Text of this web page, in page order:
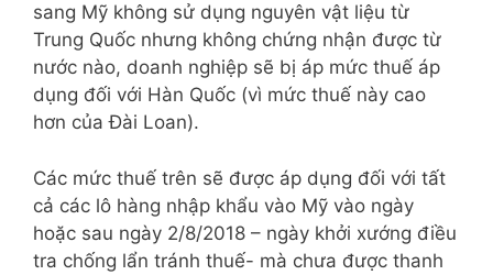
sang Mỹ không sử dụng nguyên vật liệu từ
Trung Quốc nhưng không chứng nhận được từ
nước nào, doanh nghiệp sẽ bị áp mức thuế áp
dụng đối với Hàn Quốc (vì mức thuế này cao
hơn của Đài Loan).
Các mức thuế trên sẽ được áp dụng đối với tất
cả các lô hàng nhập khẩu vào Mỹ vào ngày
hoặc sau ngày 2/8/2018 – ngày khởi xướng điều
tra chống lẩn tránh thuế- mà chưa được thanh